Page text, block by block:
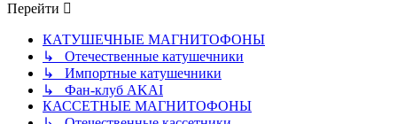
Перейти
КАТУШЕЧНЫЕ МАГНИТОФОНЫ
↳ Отечественные катушечники
↳ Импортные катушечники
↳ Фан-клуб AKAI
КАССЕТНЫЕ МАГНИТОФОНЫ